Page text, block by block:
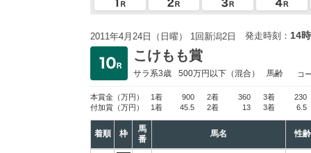
2011年4月24日（日曜） 1回新潟2日 発走時刻： 14
こけもも賞
サラ系3歳 500万円以下 （混合） 馬齢 コ
本賞金 （万円） 1着 900 2着 360 3着
230
付加賞 （万円） 1着 45.5 2着 13 3着 6.5
着順 枠
馬
番
馬名 性齢